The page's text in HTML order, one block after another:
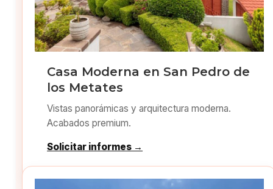
Casa Moderna en San Pedro de
los Metates
Vistas panorámicas y arquitectura moderna.
Acabados premium.
Solicitar informes →